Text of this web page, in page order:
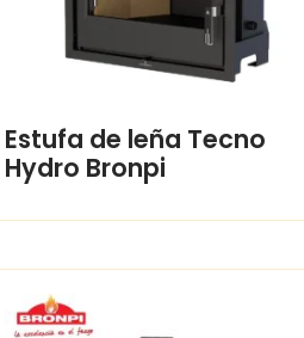
Estufa de leña Tecno
Hydro Bronpi